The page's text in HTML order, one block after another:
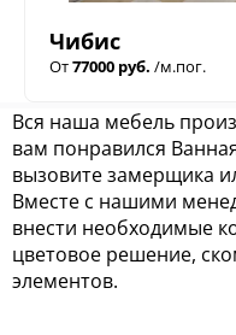
Чибис
От77000 руб. /м.пог.
Вся наша мебель
вам понравился
вызовите замерщика
Вместе с нашими
внести необходимые
цветовое решение,
элементов.